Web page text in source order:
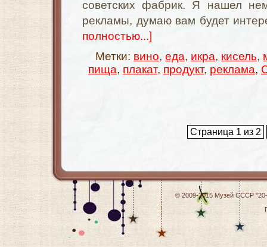
советских фабрик. Я нашел
рекламы, думаю вам будет
полностью...]
Метки: вино, еда, икра, кисель,
пища, плакат, продукт, реклама,
Страница 1 из 2
© 2009-2015 Музей СССР